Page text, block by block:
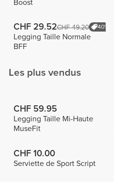
Boost
CHF 29.52CHF 49.20 40%
Legging Taille Normale
BFF
Les plus vendus
CHF 59.95
Legging Taille Mi-Haute
MuseFit
CHF 10.00
Serviette de Sport Script